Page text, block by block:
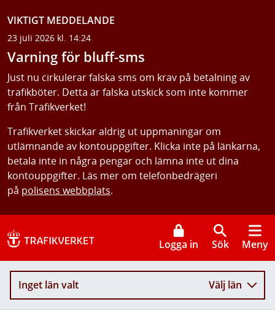
VIKTIGT MEDDELANDE
23 juli 2026 kl. 14:24
Varning för bluff-sms
Just nu cirkulerar falska sms om krav på betalning av
trafikböter. Detta är falska utskick som inte kommer
från Trafikverket!
Trafikverket skickar aldrig ut uppmaningar om
utlämnande av kontouppgifter. Klicka inte på länkarna,
betala inte in några pengar och lämna inte ut dina
kontouppgifter. Läs mer om telefonbedrägeri
på polisens webbplats.
Logga in Sök Meny
Inget län valt Välj län